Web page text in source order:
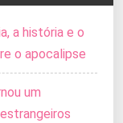
a história e o
o apocalipse
um